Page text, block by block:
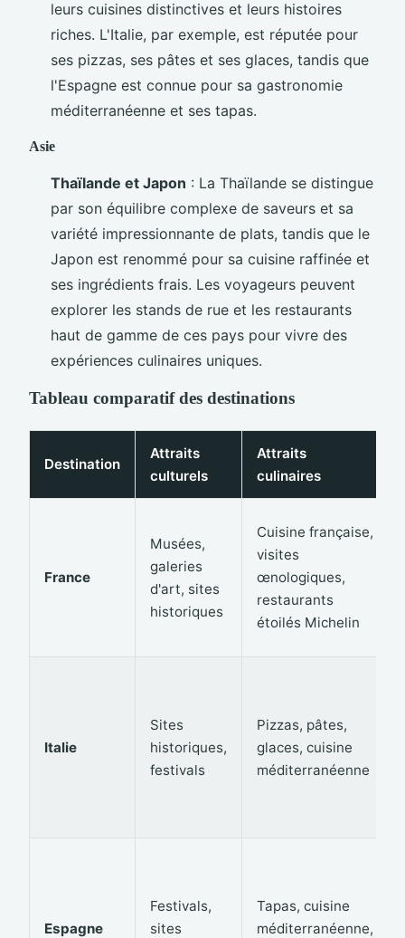
leurs cuisines distinctives et leurs histoires
riches. L'Italie, par exemple, est réputée pour
ses pizzas, ses pâtes et ses glaces, tandis que
l'Espagne est connue pour sa gastronomie
méditerranéenne et ses tapas.
Asie
Thaïlande et Japon : La Thaïlande se distingue
par son équilibre complexe de saveurs et sa
variété impressionnante de plats, tandis que le
Japon est renommé pour sa cuisine raffinée et
ses ingrédients frais. Les voyageurs peuvent
explorer les stands de rue et les restaurants
haut de gamme de ces pays pour vivre des
expériences culinaires uniques.
Tableau comparatif des destinations
Destination
Attraits
culturels
Attraits
culinaires
France
Musées,
galeries
d'art, sites
historiques
Cuisine française,
visites
œnologiques,
restaurants
étoilés Michelin
Italie
Sites
historiques,
festivals
Pizzas, pâtes,
glaces, cuisine
méditerranéenne
Espagne
Festivals,
sites
Tapas, cuisine
méditerranéenne,